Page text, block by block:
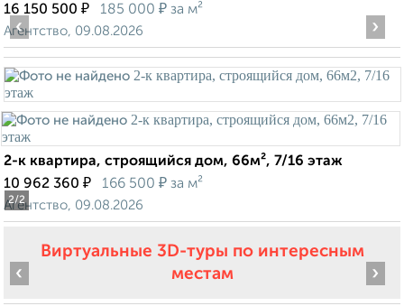
16 150 500 ₽ 185 000 ₽ за м²
Агентство, 09.08.2026
2/2
‹ ›
2-к квартира, строящийся дом, 66м², 7/16 этаж
10 962 360 ₽ 166 500 ₽ за м²
Агентство, 09.08.2026
Виртуальные 3D-туры по интересным
местам
‹ ›